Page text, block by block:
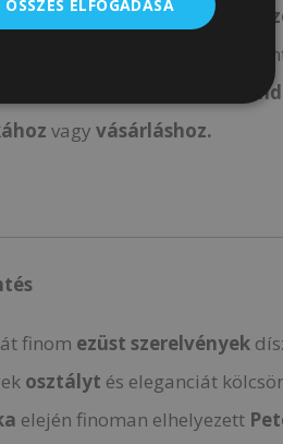
a táskát avállán vagy
a
hihetetlenül könnyű, ami
vagyvásárláshoz.
finom ezüst szerelvények
osztályt és eleganciát
elején finoman elhelyezett
ÖSSZES ELFOGADÁSA